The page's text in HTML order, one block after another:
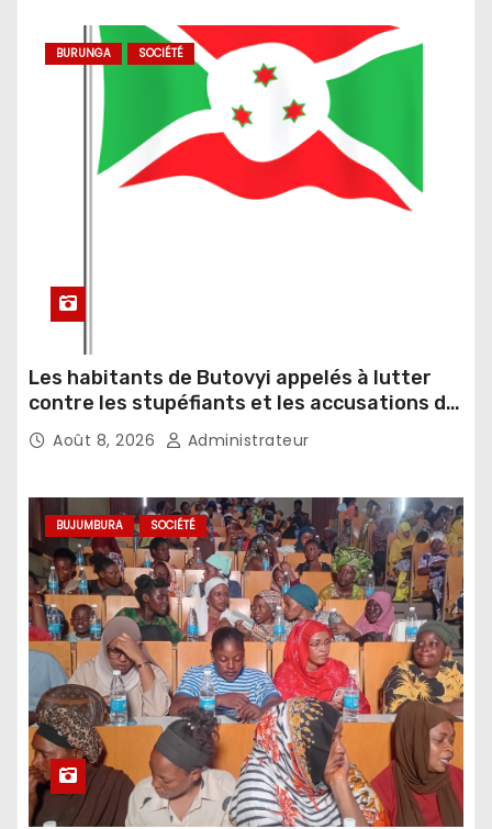
BURUNGA SOCIÉTÉ
Les habitants de Butovyi appelés à lutter
contre les stupéfiants et les accusations de
sorcellerie
Août 8, 2026 Administrateur
BUJUMBURA SOCIÉTÉ